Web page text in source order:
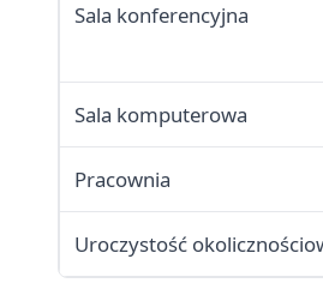
Sala konferencyjna
Sala komputerowa
Pracownia
Uroczystość